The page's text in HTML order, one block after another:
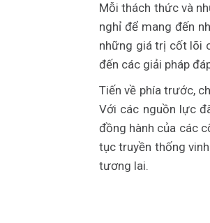
Mỗi thách thức và
nghỉ để mang đến
những giá trị cốt lõi
đến các giải pháp
Tiến về phía trước,
Với các nguồn lực
đồng hành của các
tục truyền thống
tương lai.